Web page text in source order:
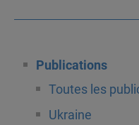
Publications
Toutes les
Ukraine